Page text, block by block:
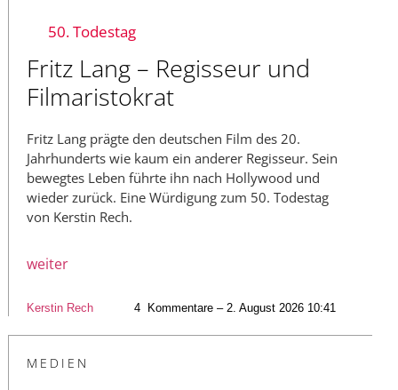
50. Todestag
Fritz Lang – Regisseur und
Filmaristokrat
Fritz Lang prägte den deutschen Film des 20.
Jahrhunderts wie kaum ein anderer Regisseur. Sein
bewegtes Leben führte ihn nach Hollywood und
wieder zurück. Eine Würdigung zum 50. Todestag
von Kerstin Rech.
weiter
Kerstin Rech 4 Kommentare – 2. August 2026 10:41
MEDIEN